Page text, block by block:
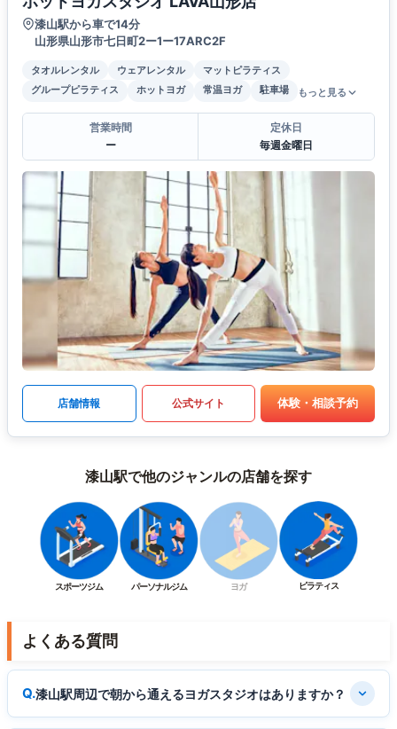
漆山駅から車で14分
山形県山形市七日町2ー1ー17ARC2F
タオルレンタル ウェアレンタル
マットピラティス
グループピラティス
ホットヨガ 常温ヨガ 駐車場 もっと見る
営業時間
ー
定休日
毎週金曜日
店舗情報 公式サイト 体験・相談予約
漆山駅で他のジャンルの店舗を探す
スポーツジム パーソナルジム ヨガ ピラティス
よくある質問
漆山駅周辺で朝から通えるヨガスタジオはありますか？